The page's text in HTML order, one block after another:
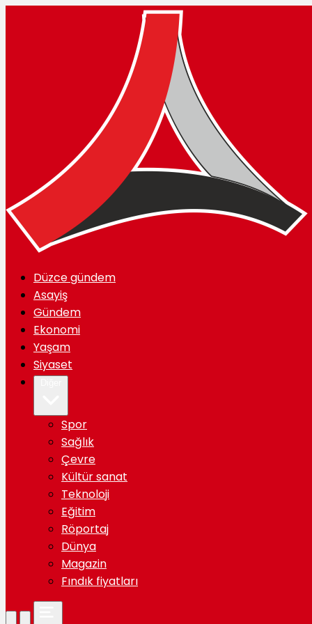
Düzce gündem
Asayiş
Gündem
Ekonomi
Yaşam
Siyaset
Spor
Sağlık
Çevre
Kültür sanat
Teknoloji
Eğitim
Röportaj
Dünya
Magazin
Fındık fiyatları